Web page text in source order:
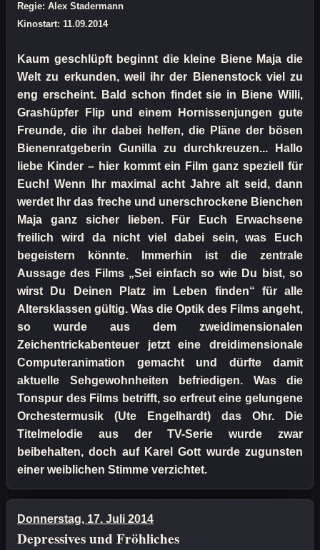
Regie: Alex Stadermann
Kinostart: 11.09.2014
Kaum geschlüpft beginnt die kleine Biene Maja die
Welt zu erkunden, weil ihr der Bienenstock viel zu
eng erscheint. Bald schon findet sie in Biene Willi,
Grashüpfer Flip und einem Hornissenjungen gute
Freunde, die ihr dabei helfen, die Pläne der bösen
Bienenratgeberin Gunilla zu durchkreuzen... Hallo
liebe Kinder – hier kommt ein Film ganz speziell für
Euch! Wenn Ihr maximal acht Jahre alt seid, dann
werdet Ihr das freche und unerschrockene Bienchen
Maja ganz sicher lieben. Für Euch Erwachsene
freilich wird da nicht viel dabei sein, was Euch
begeistern könnte. Immerhin ist die zentrale
Aussage des Films „Sei einfach so wie Du bist, so
wirst Du Deinen Platz im Leben finden“ für alle
Altersklassen gültig. Was die Optik des Films angeht,
so wurde aus dem zweidimensionalen
Zeichentrickabenteuer jetzt eine dreidimensionale
Computeranimation gemacht und dürfte damit
aktuelle Sehgewohnheiten befriedigen. Was die
Tonspur des Films betrifft, so erfreut eine gelungene
Orchestermusik (Ute Engelhardt) das Ohr. Die
Titelmelodie aus der TV-Serie wurde zwar
beibehalten, doch auf Karel Gott wurde zugunsten
einer weiblichen Stimme verzichtet.
Donnerstag, 17. Juli 2014
Depressives und Fröhliches